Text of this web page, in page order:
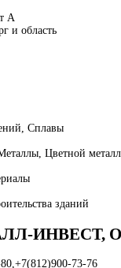
А
и область
Сплавы
Цветной
зданий
73-76